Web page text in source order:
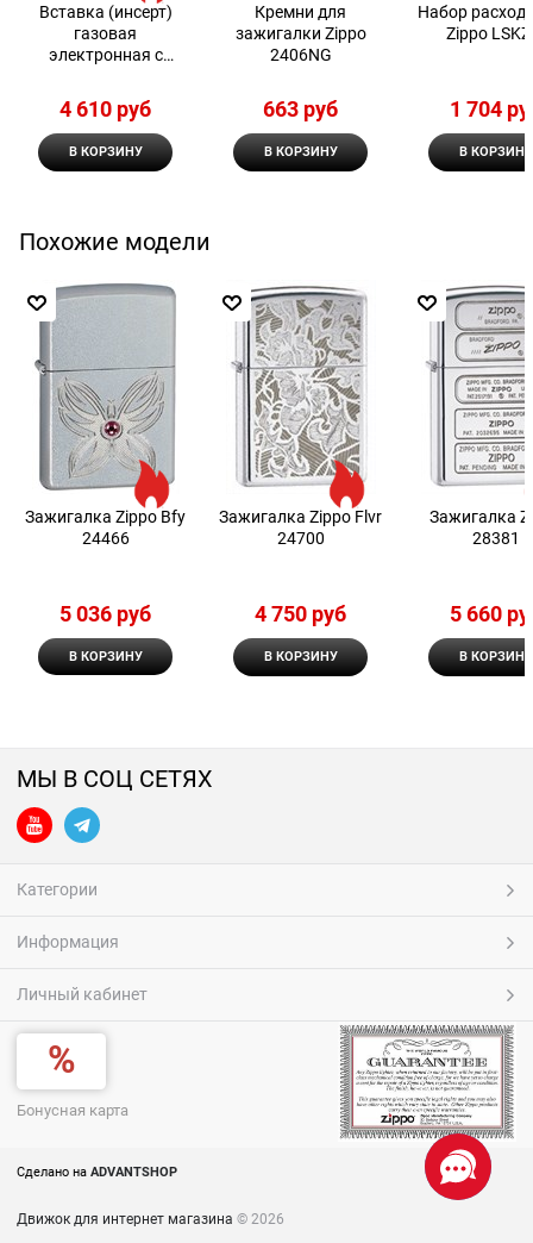
Вставка (инсерт)
газовая
электронная с
Zippo
4 610 руб
В КОРЗИНУ
Кремни для
зажигалки Zippo
2406NG
663 руб
В КОРЗИНУ
Набор
Zippo
1 704
В КОРЗИНУ
Похожие модели
Зажигалка Zippo Bfy
24466
5 036 руб
В КОРЗИНУ
Зажигалка Zippo Flvr
24700
4 750 руб
В КОРЗИНУ
Зажигалка
28381
5 660
В КОРЗИНУ
МЫ В СОЦ СЕТЯХ
Категории
Информация
Личный кабинет
Бонусная карта
Сделано на ADVANTSHOP
Движок для интернет магазина © 2026